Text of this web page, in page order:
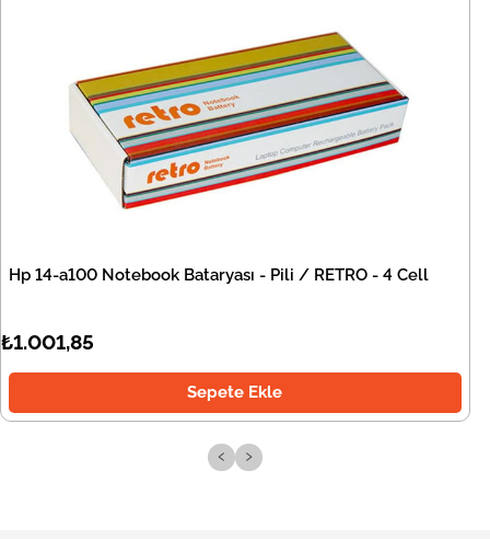
Hp 14-a100 Notebook Bataryası - Pili / RETRO - 4 Cell
₺1.001,85
Sepete Ekle
‹ ›